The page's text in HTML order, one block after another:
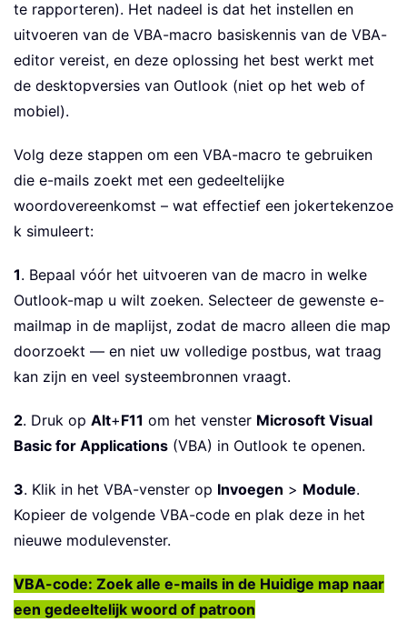
te rapporteren). Het nadeel is dat het instellen en
uitvoeren van de VBA-macro basiskennis van de VBA-
editor vereist, en deze oplossing het best werkt met
de desktopversies van Outlook (niet op het web of
mobiel).
Volg deze stappen om een VBA-macro te gebruiken
die e-mails zoekt met een gedeeltelijke
woordovereenkomst – wat effectief een jokertekenzoe
k simuleert:
1. Bepaal vóór het uitvoeren van de macro in welke
Outlook-map u wilt zoeken. Selecteer de gewenste e-
mailmap in de maplijst, zodat de macro alleen die map
doorzoekt — en niet uw volledige postbus, wat traag
kan zijn en veel systeembronnen vraagt.
2. Druk op Alt+F11 om het venster Microsoft Visual
Basic for Applications (VBA) in Outlook te openen.
3. Klik in het VBA-venster op Invoegen > Module.
Kopieer de volgende VBA-code en plak deze in het
nieuwe modulevenster.
VBA-code: Zoek alle e-mails in de Huidige map naar
een gedeeltelijk woord of patroon